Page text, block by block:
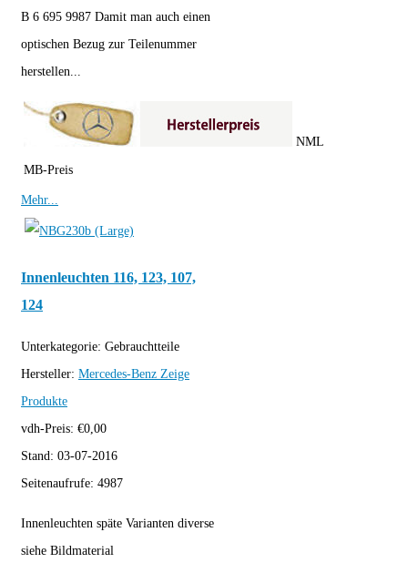
B 6 695 9987 Damit man auch einen
optischen Bezug zur Teilenummer
herstellen...
MB-Preis
NML
Mehr...
Innenleuchten 116, 123, 107,
124
Unterkategorie: Gebrauchtteile
Hersteller: Mercedes-Benz Zeige
Produkte
vdh-Preis: €0,00
Stand: 03-07-2016
Seitenaufrufe: 4987
Innenleuchten späte Varianten diverse
siehe Bildmaterial